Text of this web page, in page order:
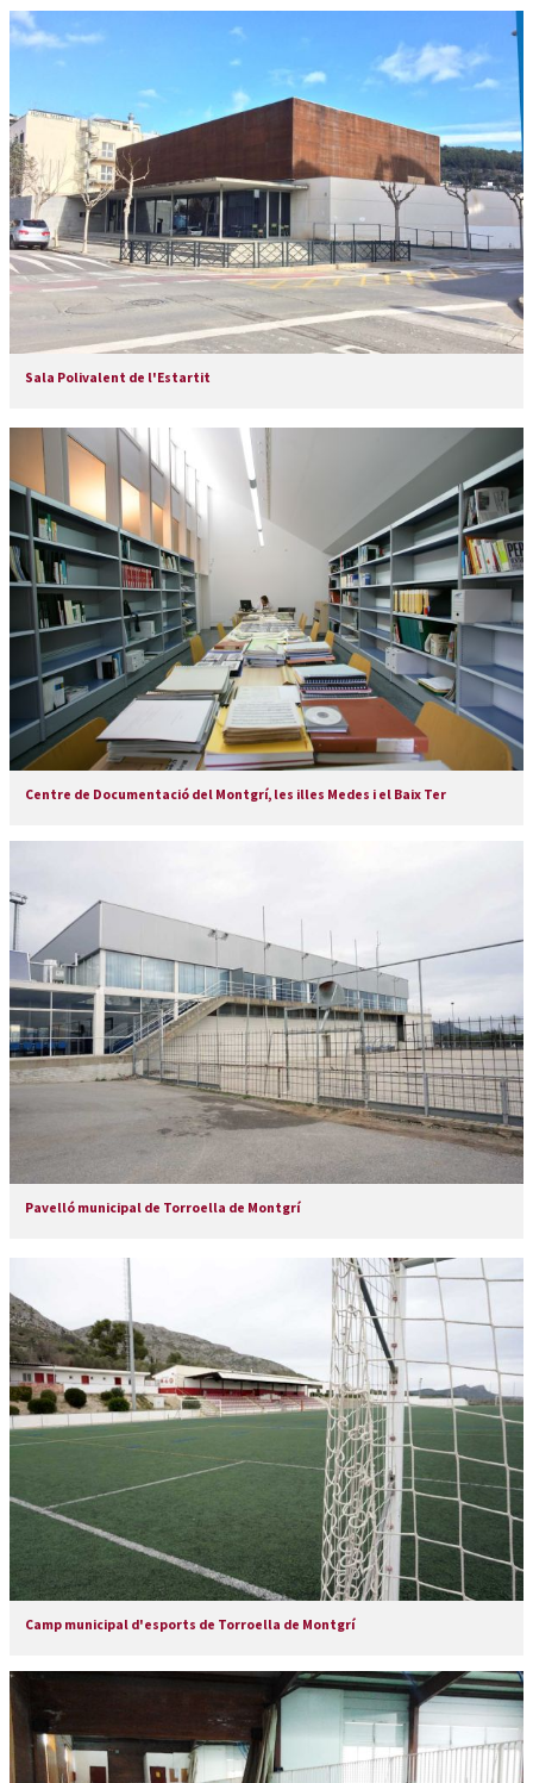
Sala Polivalent de l'Estartit
Centre de Documentació del Montgrí, les illes Medes i el Baix Ter
Pavelló municipal de Torroella de Montgrí
Camp municipal d'esports de Torroella de Montgrí